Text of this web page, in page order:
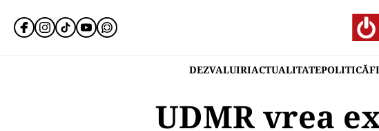
DEZVALUIRIACTUALITATEPOLITICĂ
UDMR vrea